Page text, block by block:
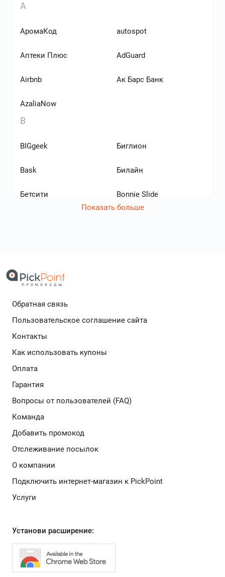
A
АромаКод autospot
Аптеки Плюс AdGuard
Airbnb Ак Барс Банк
AzaliaNow
B
BIGgeek Биглион
Bask Билайн
Бетсити Bonnie Slide
C
COLINS
CarMoney
Михайлик Китчен
Магнит Косметик
CNS
D
ДоброЗайм Донинтурфлот
Драйв Займ
Институт
Доказательной
Показать больше
Обратная связь
Пользовательское соглашение сайта
Контакты
Как использовать купоны
Оплата
Гарантия
Вопросы от пользователей (FAQ)
Команда
Добавить промокод
Отслеживание посылок
О компании
Подключить интернет-магазин к PickPoint
Услуги
Установи расширение: